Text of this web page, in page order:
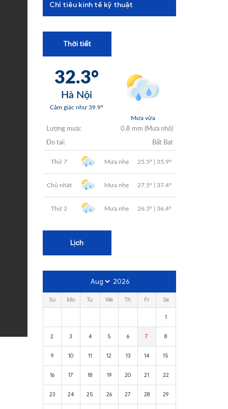
Chỉ tiêu kinh tế kỹ thuật
Thời tiết
Lịch
2026
Su Mo Tu We Th Fr Sa
1
2 3 4 5 6 7 8
9 10 11 12 13 14 15
16 17 18 19 20 21 22
23 24 25 26 27 28 29